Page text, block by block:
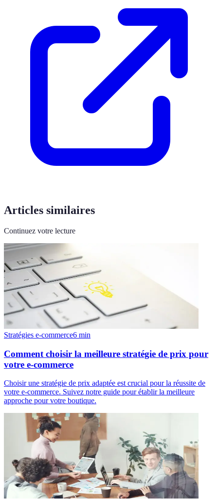
Articles similaires
Continuez votre lecture
Stratégies e-commerce6 min
Comment choisir la meilleure stratégie de prix pour
votre e-commerce
Choisir une stratégie de prix adaptée est crucial pour la réussite de
votre e-commerce. Suivez notre guide pour établir la meilleure
approche pour votre boutique.